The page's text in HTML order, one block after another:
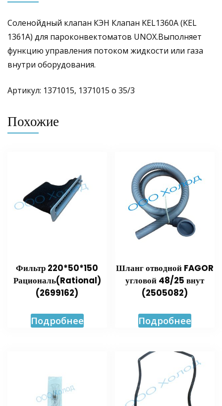
Соленойдный клапан КЭН Клапан KEL1360A (KEL
1361A) для пароконвектоматов UNOX.Выполняет
функцию управления потоком жидкости или газа
внутри оборудования.
Артикул: 1371015, 1371015 о 35/3
Похожие
Фильтр 220*50*150
Рациональ(Rational)
(2699162)
Подробнее
Шланг отводной FAGOR
угловой 48/25 внут
(2505082)
Подробнее